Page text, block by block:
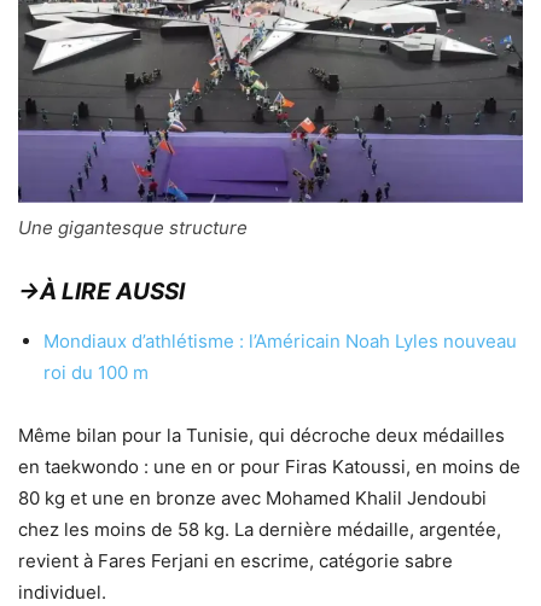
Une gigantesque structure
→À LIRE AUSSI
Mondiaux d’athlétisme : l’Américain Noah Lyles nouveau
roi du 100 m
Même bilan pour la Tunisie, qui décroche deux médailles
en taekwondo : une en or pour Firas Katoussi, en moins de
80 kg et une en bronze avec Mohamed Khalil Jendoubi
chez les moins de 58 kg. La dernière médaille, argentée,
revient à Fares Ferjani en escrime, catégorie sabre
individuel.